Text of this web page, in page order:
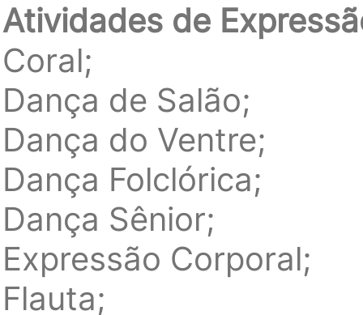
Atividades de
Coral;
Dança de Salão;
Dança do Ventre;
Dança Folclórica;
Dança Sênior;
Expressão Corporal;
Flauta;